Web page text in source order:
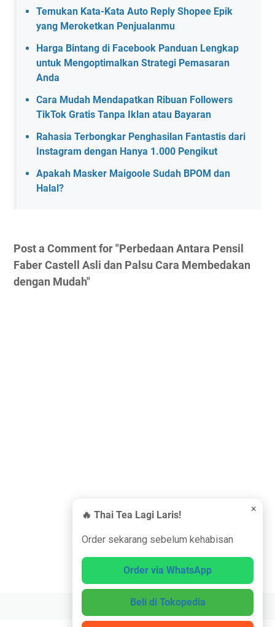
Temukan Kata-Kata Auto Reply Shopee Epik
yang Meroketkan Penjualanmu
Harga Bintang di Facebook Panduan Lengkap
untuk Mengoptimalkan Strategi Pemasaran
Anda
Cara Mudah Mendapatkan Ribuan Followers
TikTok Gratis Tanpa Iklan atau Bayaran
Rahasia Terbongkar Penghasilan Fantastis dari
Instagram dengan Hanya 1.000 Pengikut
Apakah Masker Maigoole Sudah BPOM dan
Halal?
Post a Comment for "Perbedaan Antara Pensil
Faber Castell Asli dan Palsu Cara Membedakan
dengan Mudah"
×
🔥 Thai Tea Lagi Laris!
Order sekarang sebelum kehabisan
Order via WhatsApp
Beli di Tokopedia